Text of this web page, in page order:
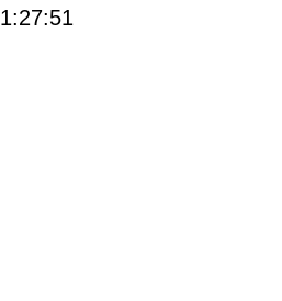
1:27:51